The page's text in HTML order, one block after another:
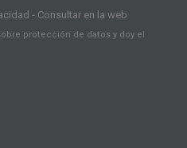
- Consultar en la web
protección de datos y doy el